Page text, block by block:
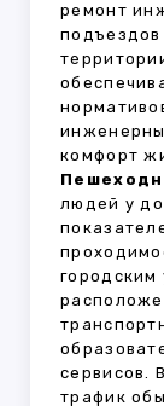
ремонт
комфорт
людей у
городским
сервисов.
трафик